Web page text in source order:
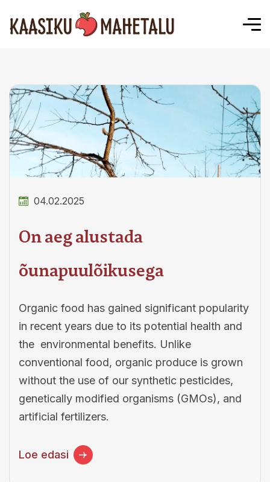
04.02.2025
On aeg alustada
õunapuulõikusega
Organic food has gained significant popularity
in recent years due to its potential health and
the environmental benefits. Unlike
conventional food, organic produce is grown
without the use of our synthetic pesticides,
genetically modified organisms (GMOs), and
artificial fertilizers.
Loe edasi